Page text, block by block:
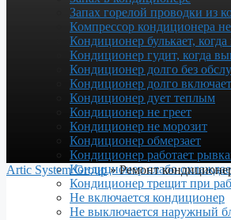
Запах горелой проводки из
Компрессор кондиционера
Кондиционер булькает,
Кондиционер гудит, когда
Кондиционер долго без
Кондиционер долго
Кондиционер дует теплым
Кондиционер не греет
Кондиционер не морозит
Кондиционер обмерзает
Кондиционер работает
Кондиционер слабо
Кондиционер трещит при
Не включается кондиционер
Не выключается наружный
Artic System Group»Ремонт